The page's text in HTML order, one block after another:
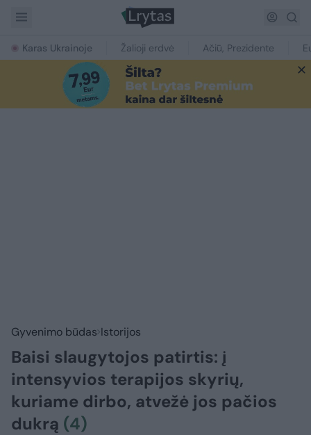
Karas Ukrainoje Žalioji erdvė Ačiū, Prezidente
Gyvenimo būdas Istorijos
Baisi slaugytojos patirtis: į
intensyvios terapijos skyrių,
kuriame dirbo, atvežė jos pačios
dukrą (4)